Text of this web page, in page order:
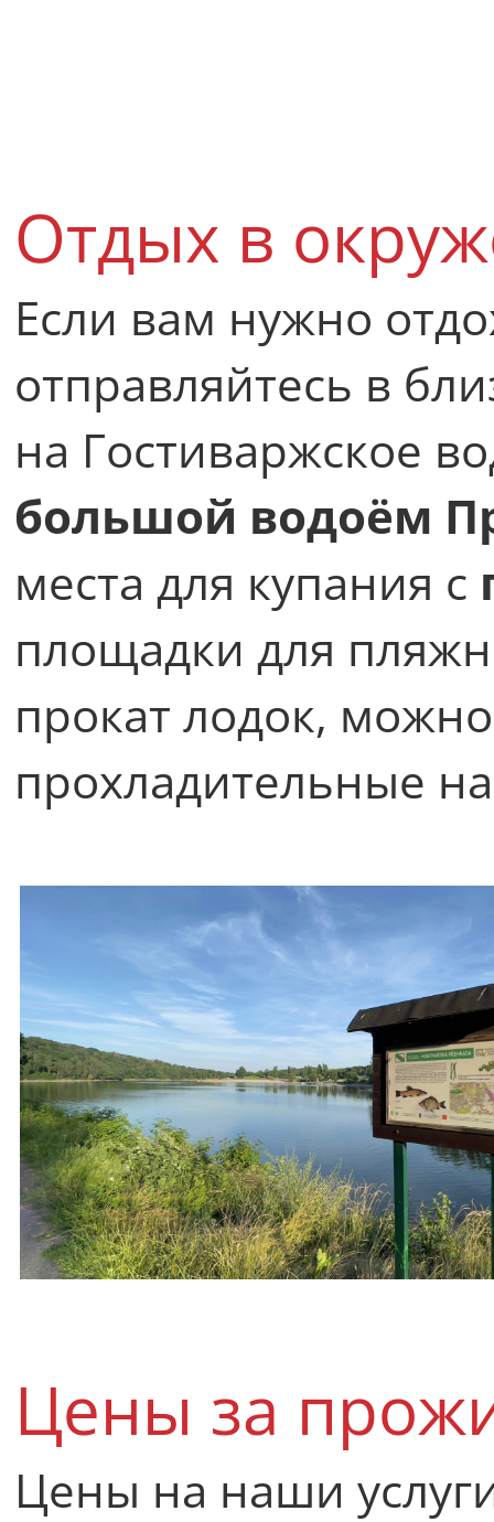
Отдых в
Если вам нужно
отправляйтесь в
на Гостиваржское
большой водоём
места для купания с
площадки для
прокат лодок,
прохладительные
Цены за
Цены на наши